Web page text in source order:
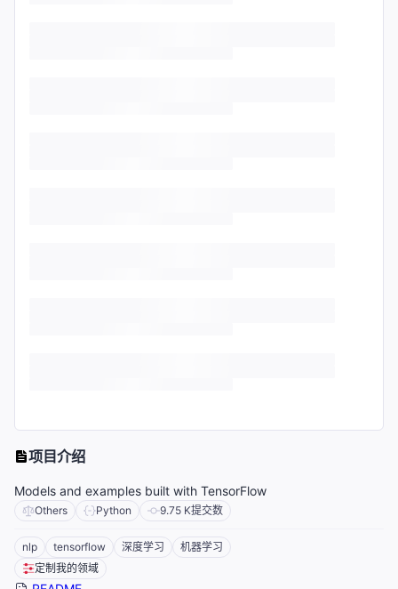
项目介绍
Models and examples built with TensorFlow
Others Python 9.75 K提交数
nlp tensorflow 深度学习
机器学习
定制我的领域